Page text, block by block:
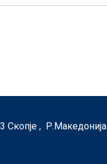
Скопје , Р.Македонија